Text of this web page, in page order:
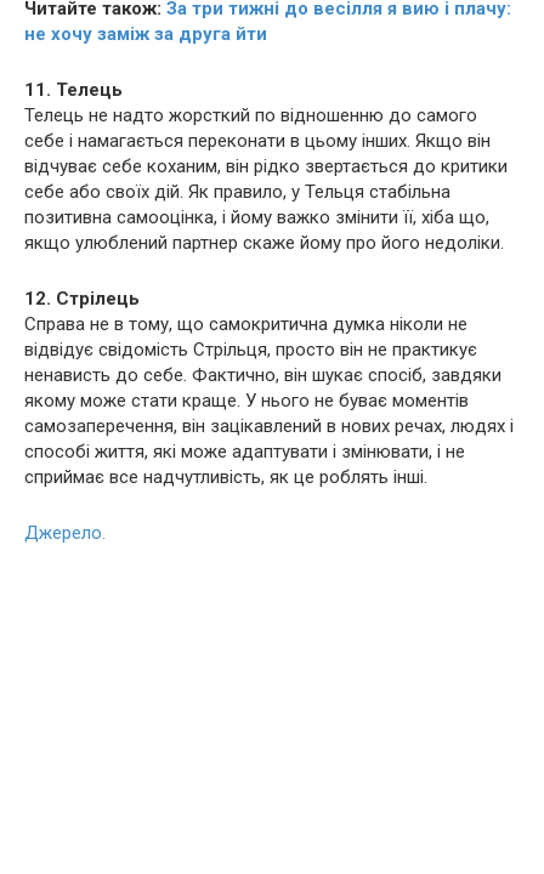
Читайте також: За три тижні до весілля я вию і плачу:
не хочу заміж за друга йти
11. Телець
Телець не надто жорсткий по відношенню до самого
себе і намагається переконати в цьому інших. Якщо він
відчуває себе коханим, він рідко звертається до критики
себе або своїх дій. Як правило, у Тельця стабільна
позитивна самооцінка, і йому важко змінити її, хіба що,
якщо улюблений партнер скаже йому про його недоліки.
12. Стрілець
Справа не в тому, що самокритична думка ніколи не
відвідує свідомість Стрільця, просто він не практикує
ненависть до себе. Фактично, він шукає спосіб, завдяки
якому може стати краще. У нього не буває моментів
самозаперечення, він зацікавлений в нових речах, людях і
способі життя, які може адаптувати і змінювати, і не
сприймає все надчутливість, як це роблять інші.
Джерело.